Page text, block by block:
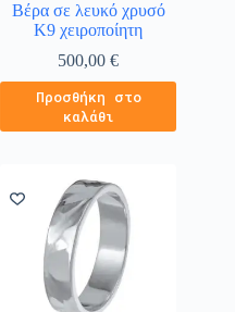
Βέρα σε λευκό χρυσό
Κ9 χειροποίητη
500,00€
Προσθήκη στο
καλάθι